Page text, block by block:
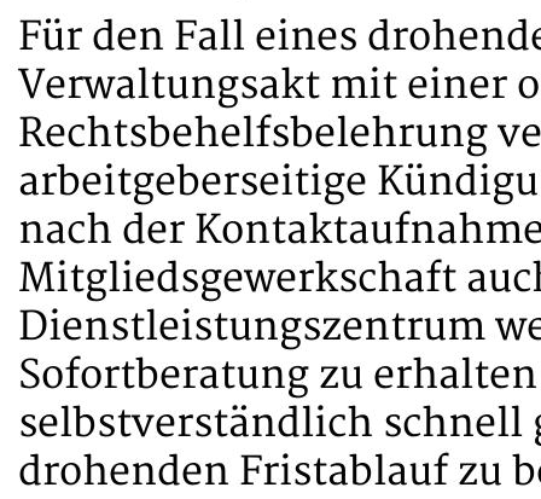
Für den Fall eines
Verwaltungsakt mit einer
Rechtsbehelfsbelehrung
arbeitgeberseitige
nach der
Mitgliedsgewerkschaft
Dienstleistungszentrum
Sofortberatung zu
selbstverständlich schnell
drohenden Fristablauf zu